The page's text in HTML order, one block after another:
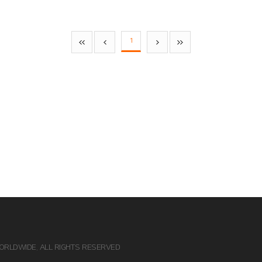
1
ALL RIGHTS RESERVED